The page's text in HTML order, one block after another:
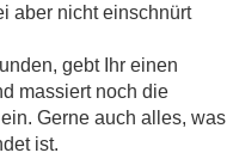
aber nicht einschnürt
gebt Ihr einen
massiert noch die
Gerne auch alles, was
ist.